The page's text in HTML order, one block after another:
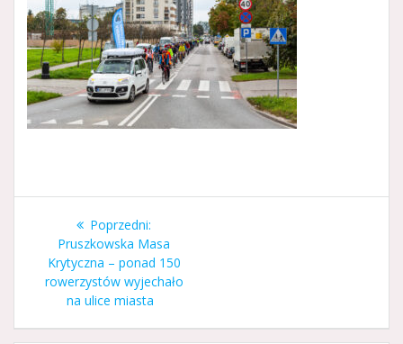
Nawigacja
wpisu
Poprzedni:
wpis:
Pruszkowska Masa
Krytyczna – ponad 150
rowerzystów wyjechało
na ulice miasta